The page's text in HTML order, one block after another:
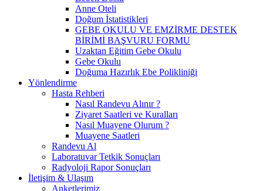
Anne Oteli
Doğum İstatistikleri
GEBE OKULU VE EMZİRME DESTEK
BİRİMİ BAŞVURU FORMU
Uzaktan Eğitim Gebe Okulu
Gebe Okulu
Doğuma Hazırlık Ebe Polikliniği
Yönlendirme
Hasta Rehberi
Nasıl Randevu Alınır ?
Ziyaret Saatleri ve Kuralları
Nasıl Muayene Olurum ?
Muayene Saatleri
Randevu Al
Laboratuvar Tetkik Sonuçları
Radyoloji Rapor Sonuçları
İletişim & Ulaşım
Anketlerimiz